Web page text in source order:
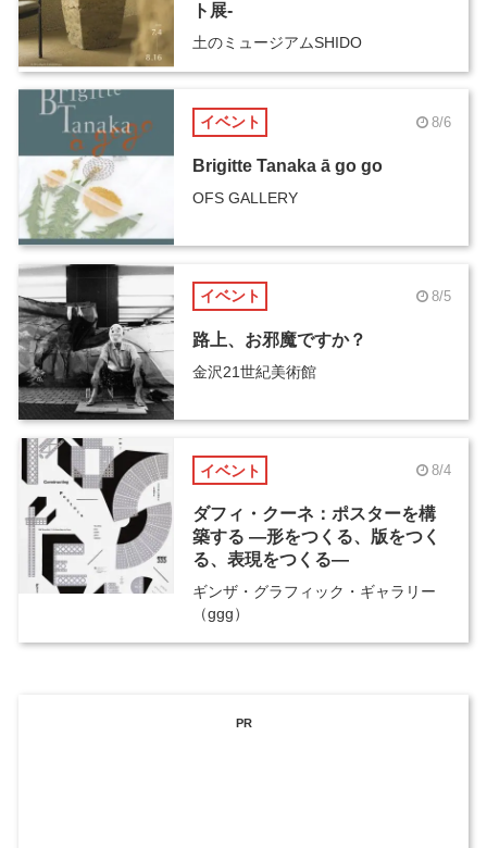
ト展-
土のミュージアムSHIDO
イベント 8/6
Brigitte Tanaka ā go go
OFS GALLERY
イベント 8/5
路上、お邪魔ですか？
金沢21世紀美術館
イベント 8/4
ダフィ・クーネ：ポスターを構
築する ―形をつくる、版をつく
る、表現をつくる―
ギンザ・グラフィック・ギャラリー
（ggg）
PR